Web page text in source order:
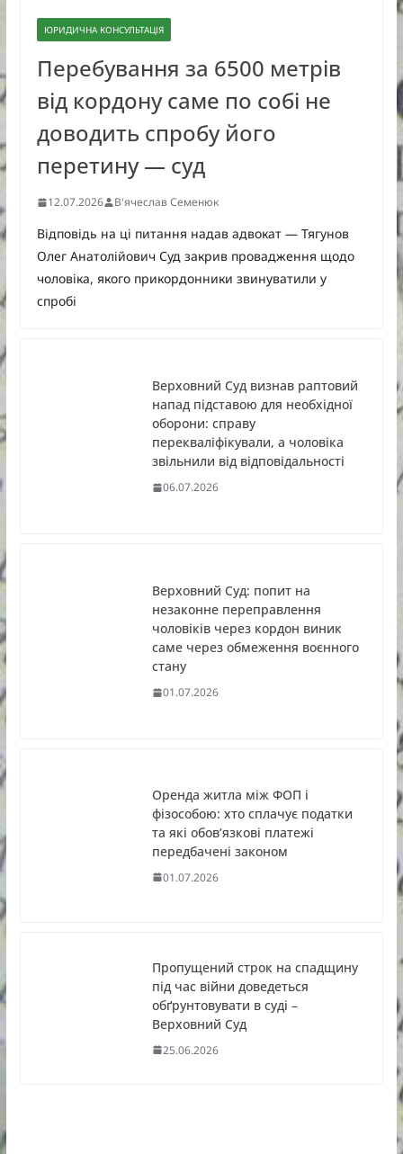
ЮРИДИЧНА КОНСУЛЬТАЦІЯ
Перебування за 6500 метрів
від кордону саме по собі не
доводить спробу його
перетину — суд
12.07.2026 В'ячеслав Семенюк
Відповідь на ці питання надав адвокат — Тягунов
Олег Анатолійович Суд закрив провадження щодо
чоловіка, якого прикордонники звинуватили у
спробі
Верховний Суд визнав раптовий
напад підставою для необхідної
оборони: справу
перекваліфікували, а чоловіка
звільнили від відповідальності
06.07.2026
Верховний Суд: попит на
незаконне переправлення
чоловіків через кордон виник
саме через обмеження воєнного
стану
01.07.2026
Оренда житла між ФОП і
фізособою: хто сплачує податки
та які обов’язкові платежі
передбачені законом
01.07.2026
Пропущений строк на спадщину
під час війни доведеться
обґрунтовувати в суді –
Верховний Суд
25.06.2026